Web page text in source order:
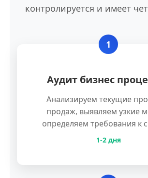
контролируется и имеет
1
Аудит бизнес
Анализируем текущие
продаж, выявляем узкие
определяем требования к
1-2 дня